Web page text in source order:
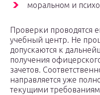
моральном и
Проверки проводятся
учебный центр. Не
допускаются к
получения
зачетов.
направляется уже
текущими